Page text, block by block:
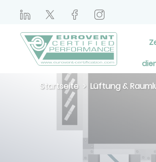
Startseite Lüftung &